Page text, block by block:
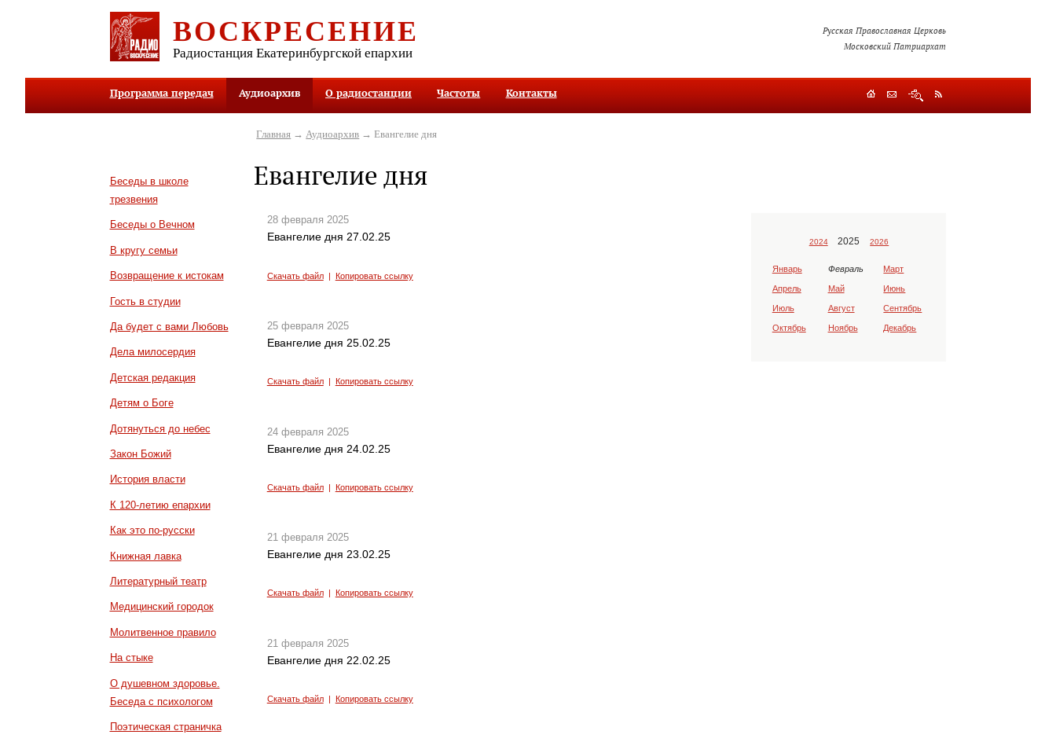
ВОСКРЕСЕНИЕ
Радиостанция Екатеринбургской епархии
Русская Православная Церковь
Московский Патриархат
Программа передач Аудиоархив О радиостанции Частоты Контакты
Беседы в школе
трезвения
Беседы о Вечном
В кругу семьи
Возвращение к истокам
Гость в студии
Да будет с вами Любовь
Дела милосердия
Детская редакция
Детям о Боге
Дотянуться до небес
Закон Божий
История власти
К 120-летию епархии
Как это по-русски
Книжная лавка
Литературный театр
Медицинский городок
Молитвенное правило
На стыке
О душевном здоровье.
Беседа с психологом
Поэтическая страничка
Главная → Аудиоархив → Евангелие дня
Евангелие дня
28 февраля 2025
Евангелие дня 27.02.25
Скачать файл| Копировать ссылку
25 февраля 2025
Евангелие дня 25.02.25
Скачать файл| Копировать ссылку
24 февраля 2025
Евангелие дня 24.02.25
Скачать файл| Копировать ссылку
21 февраля 2025
Евангелие дня 23.02.25
Скачать файл| Копировать ссылку
21 февраля 2025
Евангелие дня 22.02.25
Скачать файл| Копировать ссылку
2024 2025 2026
Январь Февраль Март
Апрель Май Июнь
Июль Август Сентябрь
Октябрь Ноябрь Декабрь